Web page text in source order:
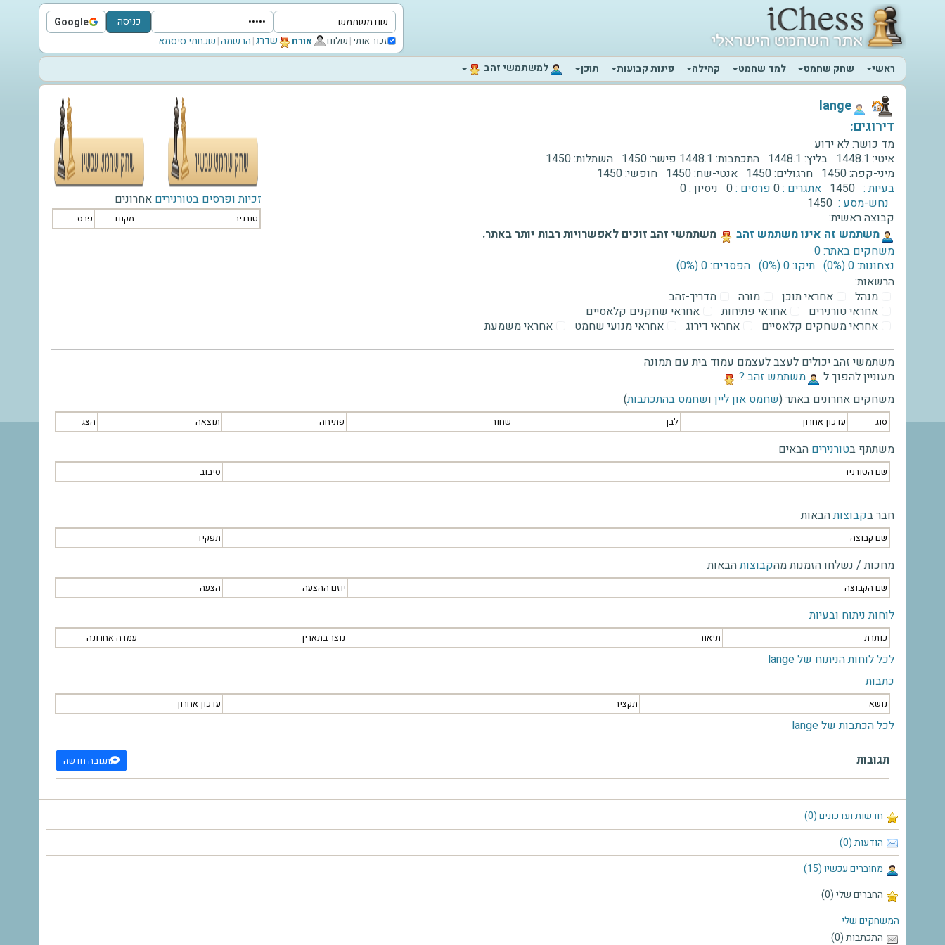
כניסה Google
Sign in with Google
זכור אותי|שלום ‫אורח‬ שדרג|הרשמה|שכחתי סיסמא
ראשי
שחק שחמט למד שחמט קהילה פינות קבועות תוכן ‫למשתמשי זהב‬
חדשות ועדכונים (0)
הודעות (0)
מחוברים עכשיו (15)
החברים שלי (0)
המשחקים שלי
התכתבות (0)
זכיות ופרסים בטורנירים אחרונים
טורניר מקום פרס
‫lange‬
דירוגים:
מד כושר:לא ידוע
איטי: 1448.1 בליץ: 1448.1 התכתבות: 1448.1 פישר:1450 השתלות:1450
מיני-קפה:1450 חרגולים:1450 אנטי-שח:1450 חופשי:1450
בעיות : 1450 אתגרים :0 פרסים :0 ניסיון :0
נחש-מסע : 1450
קבוצה ראשית:
‫משתמש זה אינו משתמש זהב‬
משתמשי זהב זוכים לאפשרויות רבות יותר באתר.
משחקים באתר: 0
נצחונות: 0 ‫(0%)‬
תיקו: 0 ‫(0%)‬
הפסדים: 0 ‫(0%)‬
הרשאות:
מנהל
אחראי תוכן מורה
מדריך-זהב
אחראי טורנירים
אחראי פתיחות
אחראי שחקנים קלאסיים
אחראי משחקים קלאסיים
אחראי דירוג אחראי מנועי שחמט אחראי משמעת
משתמשי זהב יכולים לעצב לעצמם עמוד בית עם תמונה
מעוניין להפוך ל
‫משתמש זהב ?‬
משחקים אחרונים באתר (שחמט און ליין ושחמט בהתכתבות)
סוג עדכון אחרון לבן שחור פתיחה תוצאה הצג
משתתף בטורנירים הבאים
שם הטורניר סיבוב
חבר בקבוצותהבאות
שם קבוצה תפקיד
מחכות / נשלחו הזמנות מהקבוצותהבאות
שם הקבוצה יוזם ההצעה הצעה
לוחות ניתוח ובעיות
כותרת תיאור נוצר בתאריך עמדה אחרונה
לכל לוחות הניתוח של lange
כתבות
נושא תקציר עדכון אחרון
לכל הכתבות של lange
תגובות תגובה חדשה